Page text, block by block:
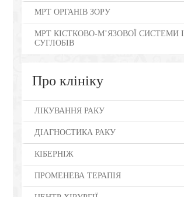
МРТ ОРГАНІВ ЗОРУ
МРТ КІСТКОВО-М’ЯЗОВОЇ СИСТЕМИ І
СУГЛОБІВ
Про клініку
ЛІКУВАННЯ РАКУ
ДІАГНОСТИКА РАКУ
КІБЕРНІЖ
ПРОМЕНЕВА ТЕРАПІЯ